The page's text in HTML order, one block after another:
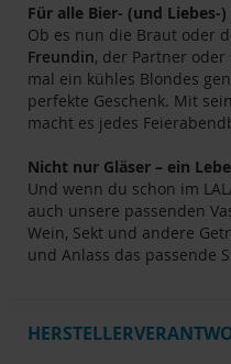
Für alle Bier- (und Liebes-
Ob es nun die Braut oder
Freundin, der Partner oder
mal ein kühles Blondes
perfekte Geschenk. Mit
macht es jedes
Nicht nur Gläser – ein
Und wenn du schon im
auch unsere passenden
Wein, Sekt und andere
und Anlass das passende